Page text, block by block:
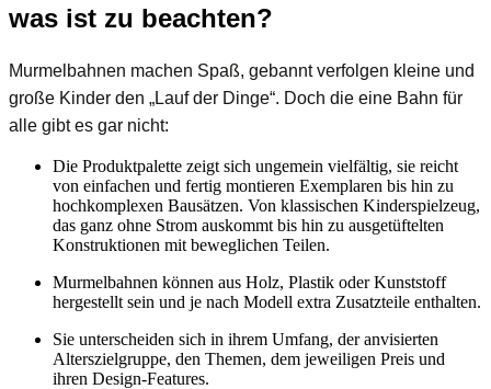
was ist zu beachten?
Murmelbahnen machen Spaß, gebannt verfolgen kleine und
große Kinder den „Lauf der Dinge“. Doch die eine Bahn für
alle gibt es gar nicht:
Die Produktpalette zeigt sich ungemein vielfältig, sie reicht
von einfachen und fertig montieren Exemplaren bis hin zu
hochkomplexen Bausätzen. Von klassischen Kinderspielzeug,
das ganz ohne Strom auskommt bis hin zu ausgetüftelten
Konstruktionen mit beweglichen Teilen.
Murmelbahnen können aus Holz, Plastik oder Kunststoff
hergestellt sein und je nach Modell extra Zusatzteile enthalten.
Sie unterscheiden sich in ihrem Umfang, der anvisierten
Alterszielgruppe, den Themen, dem jeweiligen Preis und
ihren Design-Features.